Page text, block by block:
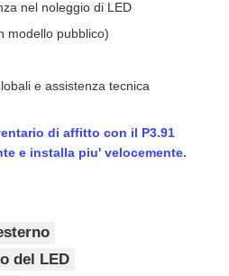
nel noleggio di LED
modello pubblico)
e assistenza tecnica
di affitto con il P3.91
e installa piu' velocemente.
del LED